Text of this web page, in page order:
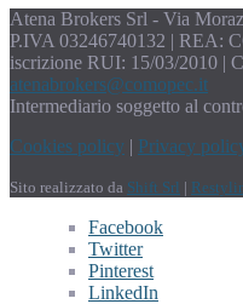
Atena Brokers Srl - Via
P.IVA 03246740132 | REA:
iscrizione RUI: 15/03/2010 |
atenabrokers@comopec.it
Intermediario soggetto al
Cookies policy | Privacy
Sito realizzato da Shift Srl |
Facebook
Twitter
Pinterest
LinkedIn